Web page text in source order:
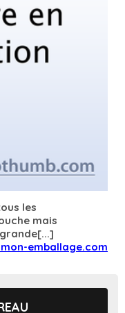
les
mais
emballage.com